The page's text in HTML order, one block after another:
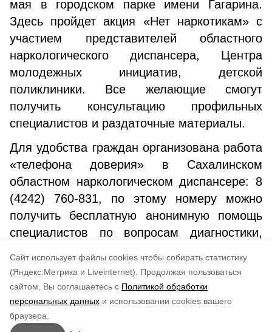
Cайт использует файлы cookies чтобы собирать статистику
(Яндекс.Метрика и Liveinternet).
Продолжая пользоваться
сайтом, Вы соглашаетесь с Политикой обработки
персональных данных и использовании cookies вашего
браузера.
мая в городском парке имени Гагарина.
Здесь пройдет акция «Нет наркотикам» с
участием представителей областного
наркологического диспансера, Центра
молодежных инициатив, детской
поликлиники. Все желающие смогут
получить консультацию профильных
специалистов и раздаточные материалы.
Для удобства граждан организована работа
«телефона доверия» в Сахалинском
областном наркологическом диспансере: 8
(4242) 760-831, по этому номеру можно
получить бесплатную анонимную помощь
специалистов по вопросам диагностики,
наркотической зависимости.
по оценке
5